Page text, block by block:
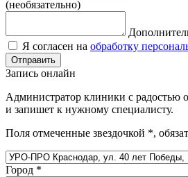
(необязательно)
Я согласен на обработку
Отправить
Запись онлайн
Администратор клиники с радостью
и запишет к нужному специалисту.
Поля отмеченные звездочкой *,
Город *